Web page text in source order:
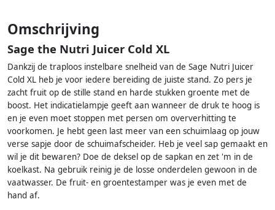
Omschrijving
Sage the Nutri Juicer Cold XL
Dankzij de traploos instelbare snelheid van de Sage Nutri Juicer
Cold XL heb je voor iedere bereiding de juiste stand. Zo pers je
zacht fruit op de stille stand en harde stukken groente met de
boost. Het indicatielampje geeft aan wanneer de druk te hoog is
en je even moet stoppen met persen om oververhitting te
voorkomen. Je hebt geen last meer van een schuimlaag op jouw
verse sapje door de schuimafscheider. Heb je veel sap gemaakt en
wil je dit bewaren? Doe de deksel op de sapkan en zet 'm in de
koelkast. Na gebruik reinig je de losse onderdelen gewoon in de
vaatwasser. De fruit- en groentestamper was je even met de
hand af.